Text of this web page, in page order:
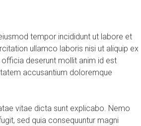
tempor incididunt ut labore et
ullamco laboris nisi ut aliquip ex
deserunt mollit anim id est
accusantium doloremque
vitae dicta sunt explicabo. Nemo
sed quia consequuntur magni